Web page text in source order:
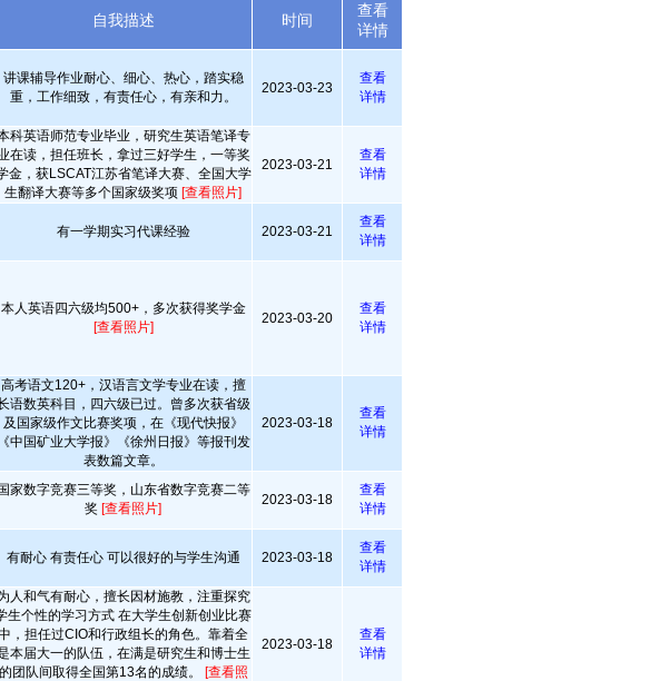
自我描述 时间
查看
详情
讲课辅导作业耐心、细心、热心，踏实稳
重，工作细致，有责任心，有亲和力。
2023-03-23
查看
详情
科英语师范专业毕业，研究生英语笔译专
在读，担任班长，拿过三好学生，一等奖
金，获LSCAT江苏省笔译大赛、全国大学
生翻译大赛等多个国家级奖项 [查看照片]
2023-03-21
查看
详情
有一学期实习代课经验 2023-03-21
查看
详情
本人英语四六级均500+，多次获得奖学金
[查看照片]
2023-03-20
查看
详情
高考语文120+，汉语言文学专业在读，擅
语数英科目，四六级已过。曾多次获省级
及国家级作文比赛奖项，在《现代快报》
《中国矿业大学报》《徐州日报》等报刊发
表数篇文章。
2023-03-18
查看
详情
国家数字竞赛三等奖，山东省数字竞赛二等
奖 [查看照片]
2023-03-18
查看
详情
有耐心 有责任心 可以很好的与学生沟通 2023-03-18
查看
详情
人和气有耐心，擅长因材施教，注重探究
生个性的学习方式 在大学生创新创业比赛
，担任过CIO和行政组长的角色。靠着全
本届大一的队伍，在满是研究生和博士生
的团队间取得全国第13名的成绩。
[查看照
2023-03-18
查看
详情